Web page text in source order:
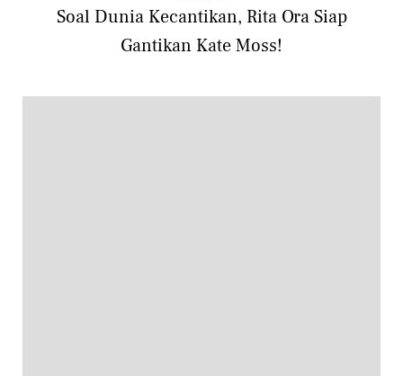
Soal Dunia Kecantikan, Rita Ora Siap
Gantikan Kate Moss!